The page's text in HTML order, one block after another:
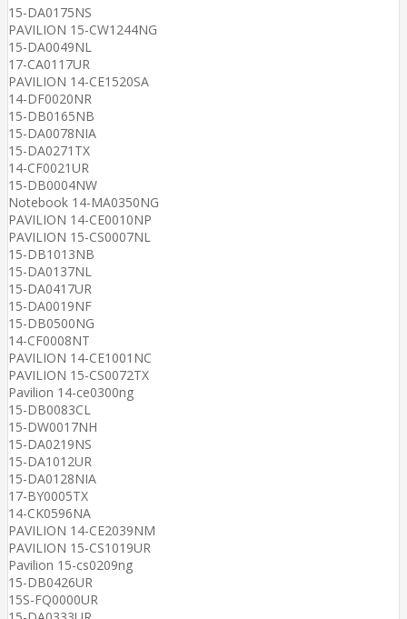
15-DA0175NS
PAVILION 15-CW1244NG
15-DA0049NL
17-CA0117UR
PAVILION 14-CE1520SA
14-DF0020NR
15-DB0165NB
15-DA0078NIA
15-DA0271TX
14-CF0021UR
15-DB0004NW
Notebook 14-MA0350NG
PAVILION 14-CE0010NP
PAVILION 15-CS0007NL
15-DB1013NB
15-DA0137NL
15-DA0417UR
15-DA0019NF
15-DB0500NG
14-CF0008NT
PAVILION 14-CE1001NC
PAVILION 15-CS0072TX
Pavilion 14-ce0300ng
15-DB0083CL
15-DW0017NH
15-DA0219NS
15-DA1012UR
15-DA0128NIA
17-BY0005TX
14-CK0596NA
PAVILION 14-CE2039NM
PAVILION 15-CS1019UR
Pavilion 15-cs0209ng
15-DB0426UR
15S-FQ0000UR